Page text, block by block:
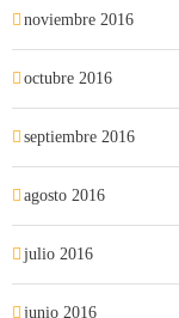
noviembre 2016
octubre 2016
septiembre 2016
agosto 2016
julio 2016
junio 2016